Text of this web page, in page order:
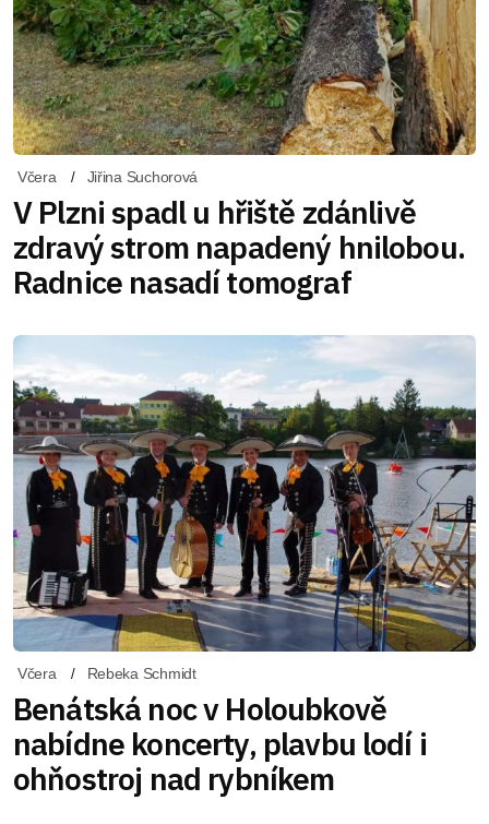
Včera Jiřina Suchorová
V Plzni spadl u hřiště zdánlivě
zdravý strom napadený hnilobou.
Radnice nasadí tomograf
Včera Rebeka Schmidt
Benátská noc v Holoubkově
nabídne koncerty, plavbu lodí i
ohňostroj nad rybníkem